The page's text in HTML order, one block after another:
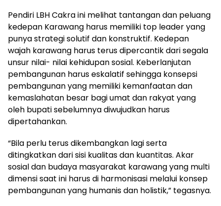
Pendiri LBH Cakra ini melihat tantangan dan peluang
kedepan Karawang harus memiliki top leader yang
punya strategi solutif dan konstruktif. Kedepan
wajah karawang harus terus dipercantik dari segala
unsur nilai- nilai kehidupan sosial. Keberlanjutan
pembangunan harus eskalatif sehingga konsepsi
pembangunan yang memiliki kemanfaatan dan
kemaslahatan besar bagi umat dan rakyat yang
oleh bupati sebelumnya diwujudkan harus
dipertahankan.
“Bila perlu terus dikembangkan lagi serta
ditingkatkan dari sisi kualitas dan kuantitas. Akar
sosial dan budaya masyarakat karawang yang multi
dimensi saat ini harus di harmonisasi melalui konsep
pembangunan yang humanis dan holistik,” tegasnya.